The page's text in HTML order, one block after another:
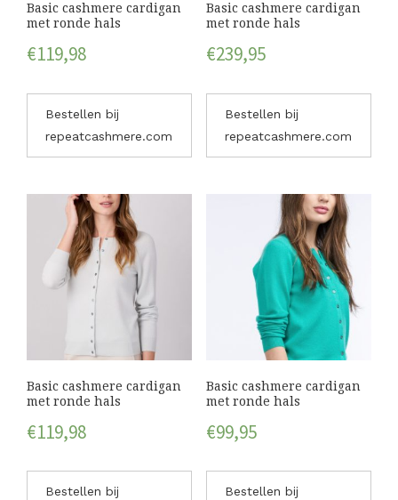
Basic cashmere cardigan
met ronde hals
€119,98
Bestellen bij
repeatcashmere.com
Basic cashmere cardigan
met ronde hals
€239,95
Bestellen bij
repeatcashmere.com
Basic cashmere cardigan
met ronde hals
€119,98
Bestellen bij
Basic cashmere cardigan
met ronde hals
€99,95
Bestellen bij